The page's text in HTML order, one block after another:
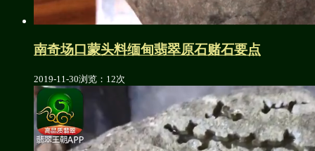
南奇场口蒙头料缅甸翡翠原石赌石要点
2019-11-30浏览：12次